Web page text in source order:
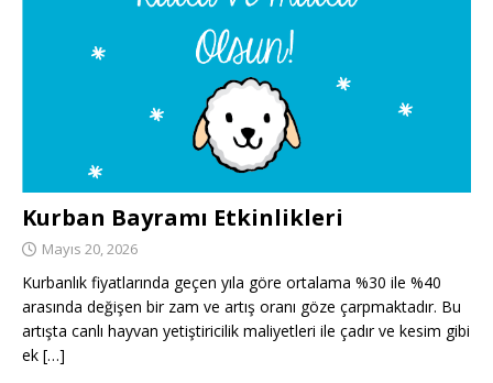
Kurban Bayramı Etkinlikleri
Mayıs 20, 2026
Kurbanlık fiyatlarında geçen yıla göre ortalama %30 ile %40
arasında değişen bir zam ve artış oranı göze çarpmaktadır. Bu
artışta canlı hayvan yetiştiricilik maliyetleri ile çadır ve kesim gibi
ek […]